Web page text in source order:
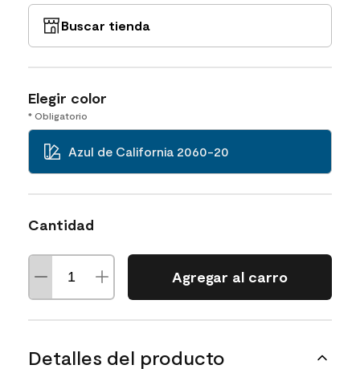
Buscar tienda
Elegir color
* Obligatorio
Azul de California 2060-20
Cantidad
Agregar al carro
Detalles del producto